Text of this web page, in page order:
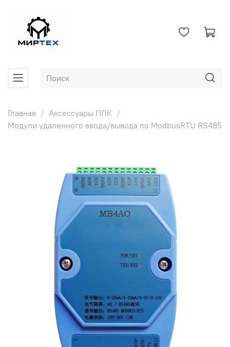
Главная
Аксессуары ПЛК
Модули удаленного ввода/вывода по ModbusRTU RS485